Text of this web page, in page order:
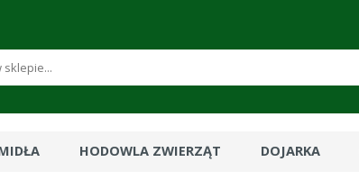
HODOWLA ZWIERZĄT DOJARKA